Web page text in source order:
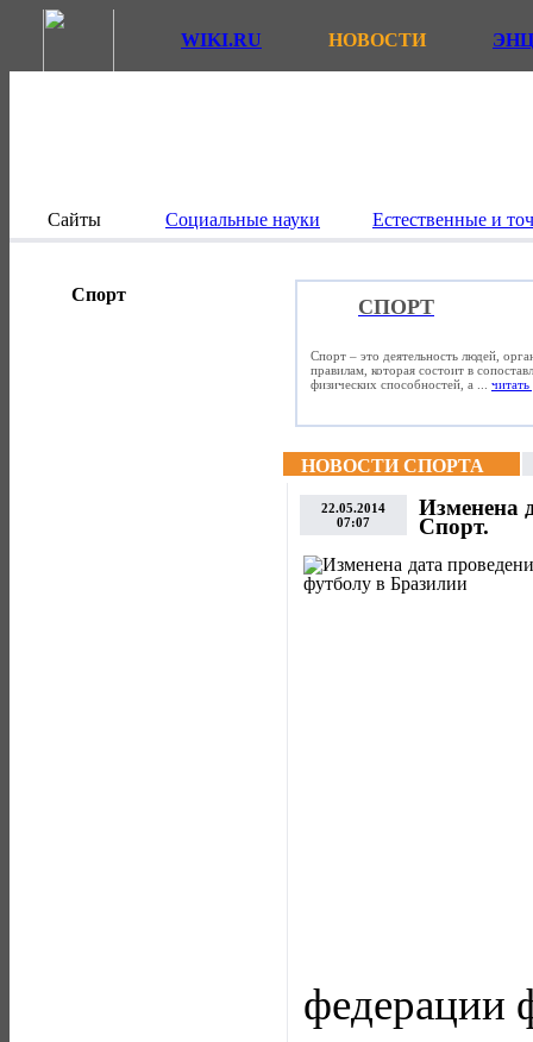
WIKI.RU НОВОСТИ
Сайты Социальные науки Естественные и
Спорт
СПОРТ
Спорт – это деятельность людей,
правилам, которая состоит в
физических способностей, а ... читать
НОВОСТИ СПОРТА
22.05.2014
07:07
Изменена
Спорт.
федерации